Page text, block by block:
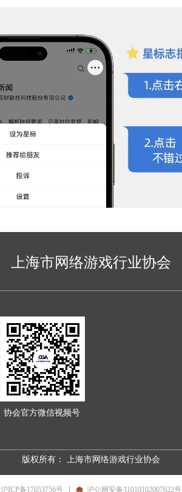
上海市网络游戏行业协会
版权所有： 上海市网络游戏行业协会
协会官方微信视频号
沪ICP备17053756号 沪公网安备31010102007622号